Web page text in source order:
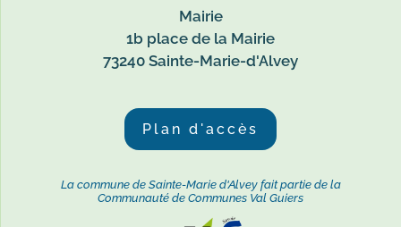
Mairie
1b place de la Mairie
73240 Sainte-Marie-d'Alvey
Plan d'accès
La commune de Sainte-Marie d'Alvey fait partie de la
Communauté de Communes Val Guiers